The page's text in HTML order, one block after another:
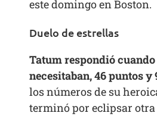
este domingo en Boston.
Duelo de estrellas
Tatum respondió
necesitaban, 46 puntos y
los números de su
terminó por eclipsar